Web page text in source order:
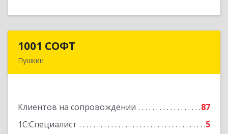
1001 СОФТ
Пушкин
Клиентов на сопровождении
87
1С:Специалист
5
Подробнее